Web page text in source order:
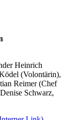
Heinrich
(Volontärin),
Reimer (Chef
Schwarz,